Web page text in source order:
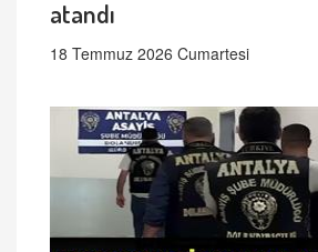
atandı
18 Temmuz 2026 Cumartesi